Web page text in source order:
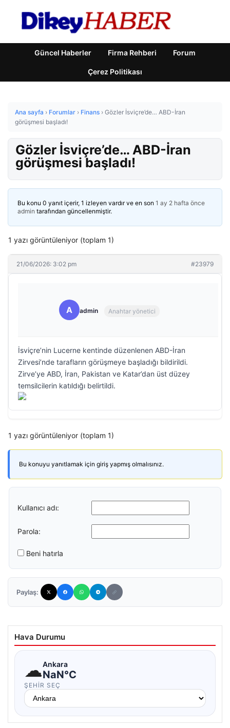
Güncel Haberler Firma Rehberi Forum
Çerez Politikası
Ana sayfa › Forumlar › Finans › Gözler İsviçre’de… ABD-İran
görüşmesi başladı!
Gözler İsviçre’de… ABD-İran
görüşmesi başladı!
Bu konu 0 yanıt içerir, 1 izleyen vardır ve en son 1 ay 2 hafta önce
admin tarafından güncellenmiştir.
1 yazı görüntüleniyor (toplam 1)
21/06/2026: 3:02 pm #23979
A admin Anahtar yönetici
İsviçre’nin Lucerne kentinde düzenlenen ABD-İran
Zirvesi’nde tarafların görüşmeye başladığı bildirildi.
Zirve’ye ABD, İran, Pakistan ve Katar’dan üst düzey
temsilcilerin katıldığı belirtildi.
1 yazı görüntüleniyor (toplam 1)
Bu konuyu yanıtlamak için giriş yapmış olmalısınız.
Kullanıcı adı:
Parola:
Beni hatırla
Paylaş:
Hava Durumu
☁Ankara
NaN°C
ŞEHIR SEÇ